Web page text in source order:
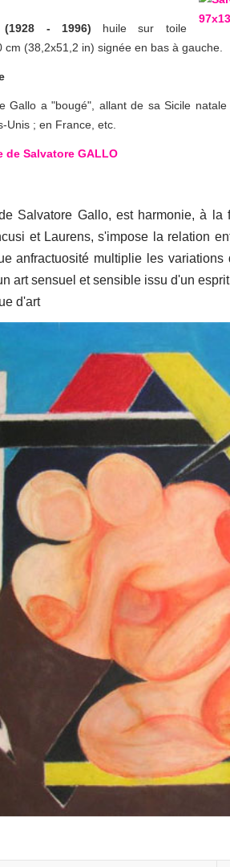
(1928 - 1996) huile sur toile
cm (38,2x51,2 in) signée en bas à gauche.
Gallo a "bougé", allant de sa Sicile
Unis ; en France, etc.
de Salvatore GALLO
Salvatore Gallo, est harmonie, à
et Laurens, s'impose la relation
anfractuosité multiplie les
art sensuel et sensible issu d'un
d'art